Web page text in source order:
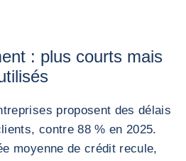
: plus courts mais
proposent des délais
contre 88 % en 2025.
moyenne de crédit recule,